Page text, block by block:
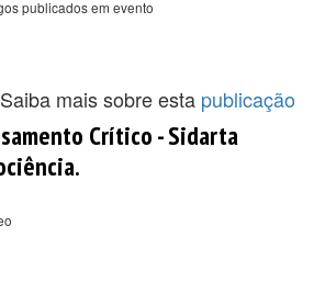
publicados em evento
Saiba mais sobre esta publicação
Crítico - Sidarta